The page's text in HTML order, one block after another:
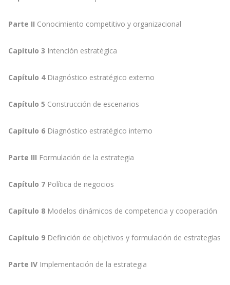
Parte II Conocimiento competitivo y organizacional
Capítulo 3 Intención estratégica
Capítulo 4 Diagnóstico estratégico externo
Capítulo 5 Construcción de escenarios
Capítulo 6 Diagnóstico estratégico interno
Parte III Formulación de la estrategia
Capítulo 7 Política de negocios
Capítulo 8 Modelos dinámicos de competencia y cooperación
Capítulo 9 Definición de objetivos y formulación de estrategias
Parte IV Implementación de la estrategia